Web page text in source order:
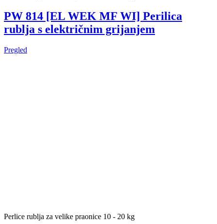
PW 814 [EL WEK MF WI] Perilica
rublja s električnim grijanjem
Pregled
Perlice rublja za velike praonice 10 - 20 kg